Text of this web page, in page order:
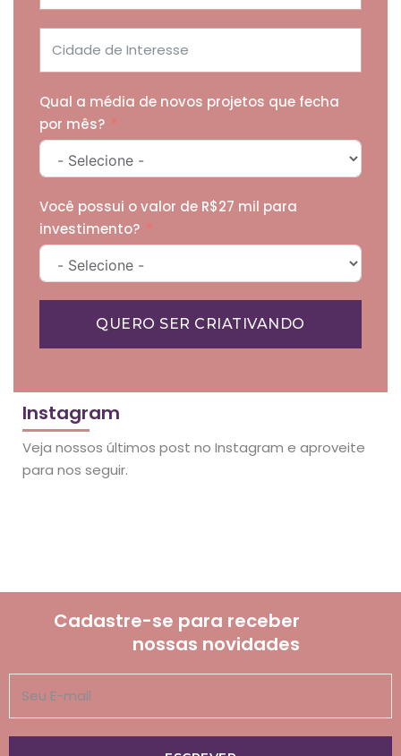
Qual a média de novos projetos que fecha
por mês?
Você possui o valor de R$27 mil para
investimento?
QUERO SER CRIATIVANDO
Instagram
Veja nossos últimos post no Instagram e aproveite
para nos seguir.
Cadastre-se para receber
nossas novidades